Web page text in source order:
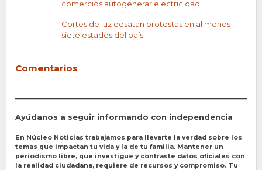
comercios autogenerar electricidad
Cortes de luz desatan protestas en al menos
siete estados del país
Comentarios
Ayúdanos a seguir informando con independencia
En Núcleo Noticias trabajamos para llevarte la verdad sobre los
temas que impactan tu vida y la de tu familia. Mantener un
periodismo libre, que investigue y contraste datos oficiales con
la realidad ciudadana, requiere de recursos y compromiso. Tu